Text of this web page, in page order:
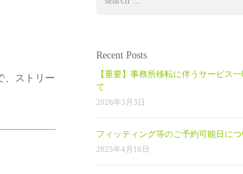
、ストリー
Recent Posts
【重要】事務所移転に伴うサービス
て
2026年3月3日
フィッティング等のご予約可能日につ
2025年4月16日